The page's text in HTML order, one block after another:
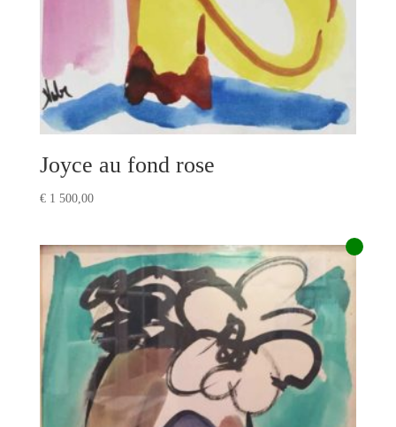
Joyce au fond rose
€1 500,00